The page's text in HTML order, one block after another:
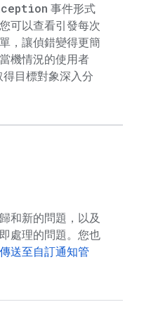
事件形式
可以查看引發每次
，讓偵錯變得更簡
機情況的使用者
目標對象深入分
和新的問題，以及
處理的問題。您也
送至自訂通知管